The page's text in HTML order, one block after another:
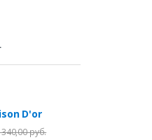
Maison D'or
руб.